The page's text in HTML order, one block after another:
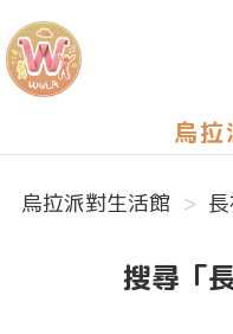
烏拉派對生活館
烏拉派對生活館
搜尋「